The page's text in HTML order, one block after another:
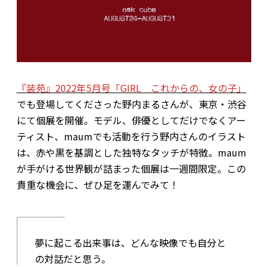
『装苑』2022年5月号「GIRL これからの、女の子」
でも登場してくださった野内まるさんが、東京・渋谷
にて個展を開催。モデル、俳優としてだけでなくアー
ティスト、maumでも活動を行う野内さんのイラスト
は、赤や黒を基調とした独特なタッチが特徴。maum
が手がける世界観が詰まった個展は一週間限定。この
貴重な機会に、ぜひ足を運んでみて！
夢に起こる出来事は、どんな映像でも自分と
の対話だと思う。